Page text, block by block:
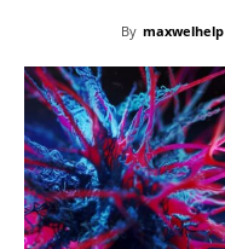
By maxwelhelp